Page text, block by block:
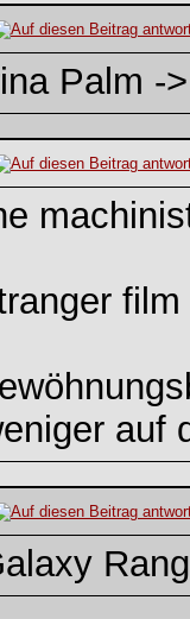
Palm -
auf